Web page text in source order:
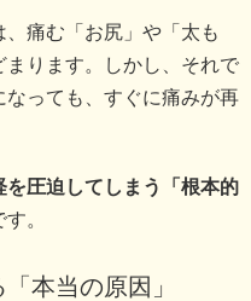
痛む「お尻」や「太も
まります。しかし、それで
っても、すぐに痛みが再
圧迫してしまう「根本的
す。
本当の原因」